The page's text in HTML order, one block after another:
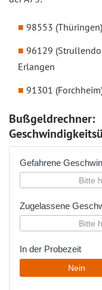
98553
96129
Erlangen
91301
Bußgeldrechner: